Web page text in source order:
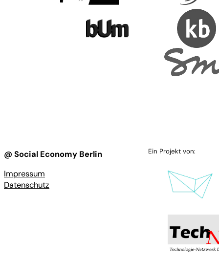
@ Social Economy Berlin
Impressum
Datenschutz
Ein Projekt von: